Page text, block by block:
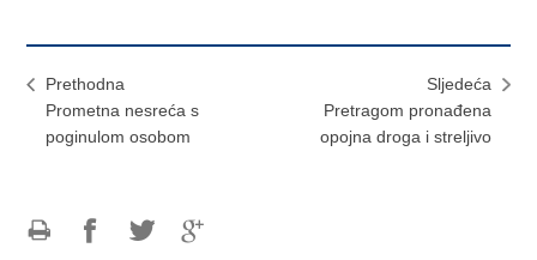
Prethodna
Prometna nesreća s
poginulom osobom
Sljedeća
Pretragom pronađena
opojna droga i streljivo